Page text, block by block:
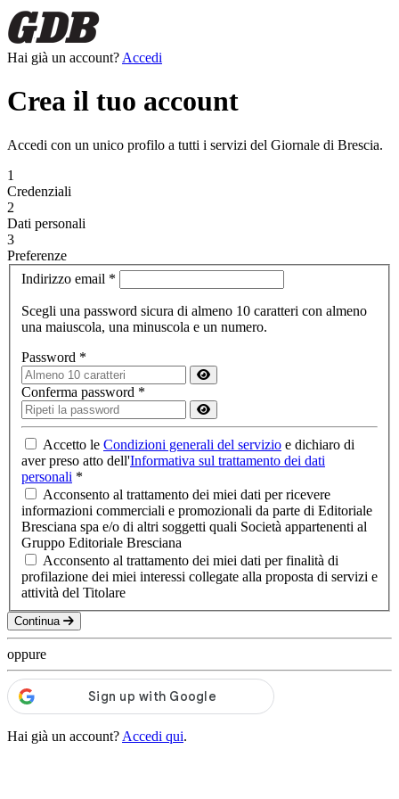
Hai già un account? Accedi
Crea il tuo account
Accedi con un unico profilo a tutti i servizi del Giornale di Brescia.
1
Credenziali
2
Dati personali
3
Preferenze
Indirizzo email *
Scegli una password sicura di almeno 10 caratteri con almeno
una maiuscola, una minuscola e un numero.
Password *
Conferma password *
Accetto le Condizioni generali del servizio e dichiaro di
aver preso atto dell'Informativa sul trattamento dei dati
personali *
Acconsento al trattamento dei miei dati per ricevere
informazioni commerciali e promozionali da parte di Editoriale
Bresciana spa e/o di altri soggetti quali Società appartenenti al
Gruppo Editoriale Bresciana
Acconsento al trattamento dei miei dati per finalità di
profilazione dei miei interessi collegate alla proposta di servizi e
attività del Titolare
Continua
oppure
Hai già un account?Accedi qui.